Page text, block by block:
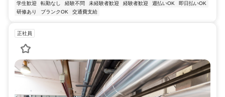
学生歓迎
転勤なし 経験不問 未経験者歓迎 経験者歓迎 週払いOK
即日払いOK
研修あり
ブランクOK 交通費支給
正社員